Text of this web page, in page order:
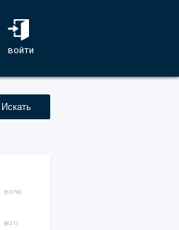
войти
Искать
(6378)
(821)